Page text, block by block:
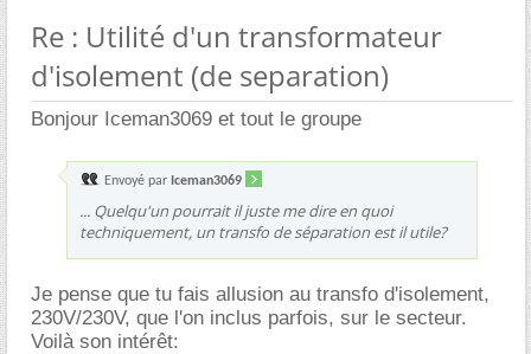
Re : Utilité d'un transformateur
d'isolement (de separation)
Bonjour Iceman3069 et tout le groupe
Envoyé par Iceman3069
... Quelqu'un pourrait il juste me dire en quoi
techniquement, un transfo de séparation est il utile?
Je pense que tu fais allusion au transfo d'isolement,
230V/230V, que l'on inclus parfois, sur le secteur.
Voilà son intérêt: